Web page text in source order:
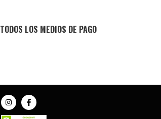
TODOS LOS MEDIOS DE PAGO